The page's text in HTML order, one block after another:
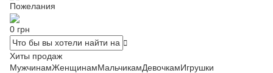
Пожелания
0 грн
Хиты продаж
МужчинамЖенщинамМальчикамДевочкамИгрушки